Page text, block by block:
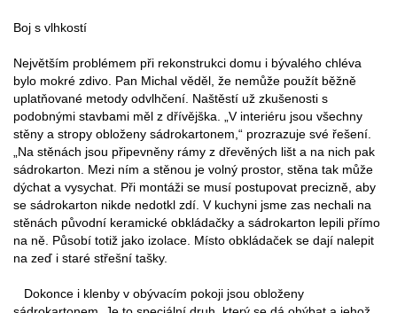
Boj s vlhkostí
Největším problémem při rekonstrukci domu i bývalého chléva
bylo mokré zdivo. Pan Michal věděl, že nemůže použít běžně
uplatňované metody odvlhčení. Naštěstí už zkušenosti s
podobnými stavbami měl z dřívějška. „V interiéru jsou všechny
stěny a stropy obloženy sádrokartonem,“ prozrazuje své řešení.
„Na stěnách jsou připevněny rámy z dřevěných lišt a na nich pak
sádrokarton. Mezi ním a stěnou je volný prostor, stěna tak může
dýchat a vysychat. Při montáži se musí postupovat precizně, aby
se sádrokarton nikde nedotkl zdí. V kuchyni jsme zas nechali na
stěnách původní keramické obkládačky a sádrokarton lepili přímo
na ně. Působí totiž jako izolace. Místo obkládaček se dají nalepit
na zeď i staré střešní tašky.
Dokonce i klenby v obývacím pokoji jsou obloženy